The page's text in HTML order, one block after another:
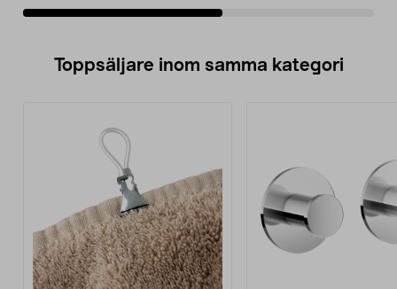
Toppsäljare inom samma kategori